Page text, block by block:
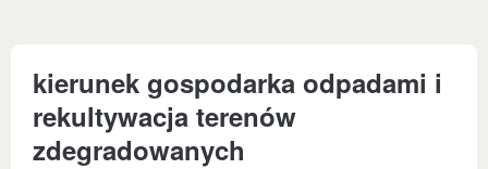
kierunek gospodarka odpadami i
rekultywacja terenów
zdegradowanych